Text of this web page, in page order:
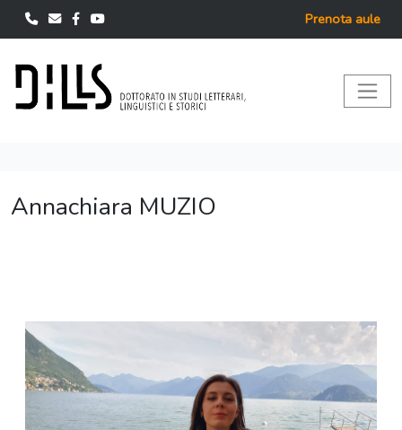
Prenota aule
Annachiara MUZIO